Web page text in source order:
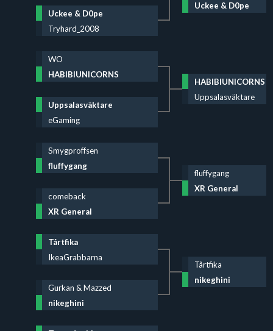
Uckee & D0pe
Tryhard_2008
WO
HABIBIUNICORNS
Uppsalasväktare
eGaming
Smygproffsen
fluffygang
comeback
XR General
Tårtfika
IkeaGrabbarna
Gurkan & Mazzed
nikeghini
Uckee & D0pe
HABIBIUNICORNS
Uppsalasväktare
fluffygang
XR General
Tårtfika
nikeghini